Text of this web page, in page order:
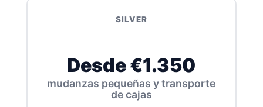
SILVER
Desde €1.350
mudanzas pequeñas y transporte
de cajas